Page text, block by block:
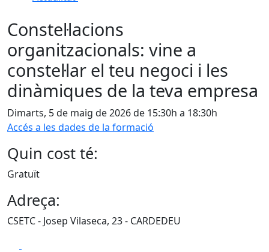
Constel·lacions
organitzacionals: vine a
constel·lar el teu negoci i les
dinàmiques de la teva empresa
Dimarts, 5 de maig de 2026 de 15:30h a 18:30h
Accés a les dades de la formació
Quin cost té:
Gratuït
Adreça:
CSETC - Josep Vilaseca, 23 - CARDEDEU